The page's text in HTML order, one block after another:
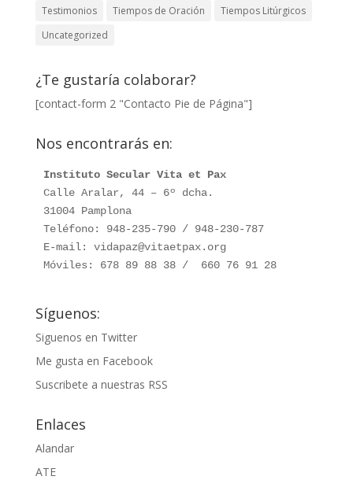
Testimonios
Tiempos de Oración
Tiempos Litúrgicos
Uncategorized
¿Te gustaría colaborar?
[contact-form 2 "Contacto Pie de Página"]
Nos encontrarás en:
Instituto Secular Vita et Pax
Calle Aralar, 44 – 6º dcha.
31004 Pamplona
Teléfono: 948-235-790 / 948-230-787
E-mail: vidapaz@vitaetpax.org
Móviles: 678 89 88 38 /  660 76 91 28
Síguenos:
Siguenos en Twitter
Me gusta en Facebook
Suscribete a nuestras RSS
Enlaces
Alandar
ATE